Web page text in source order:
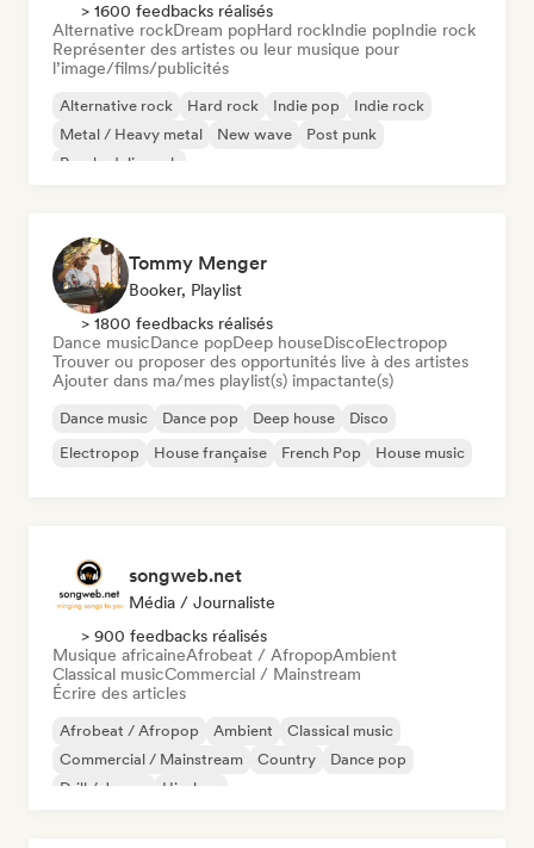
> 1600 feedbacks réalisés
Alternative rockDream popHard rockIndie popIndie rock
Représenter des artistes ou leur musique pour
l’image/films/publicités
Alternative rock Hard rock Indie pop
Indie rock
Metal / Heavy metal
New wave
Post punk
Psychedelic rock
Tommy Menger
Booker, Playlist
> 1800 feedbacks réalisés
Dance musicDance popDeep houseDiscoElectropop
Trouver ou proposer des opportunités live à des artistes
Ajouter dans ma/mes playlist(s) impactante(s)
Dance music Dance pop Deep house
Disco
Electropop
House française French Pop House music
songweb.net
Média / Journaliste
> 900 feedbacks réalisés
Musique africaineAfrobeat / AfropopAmbient
Classical musicCommercial / Mainstream
Écrire des articles
Afrobeat / Afropop Ambient
Classical music
Commercial / Mainstream
Country
Dance pop
Drill / Jersey
Hip-hop